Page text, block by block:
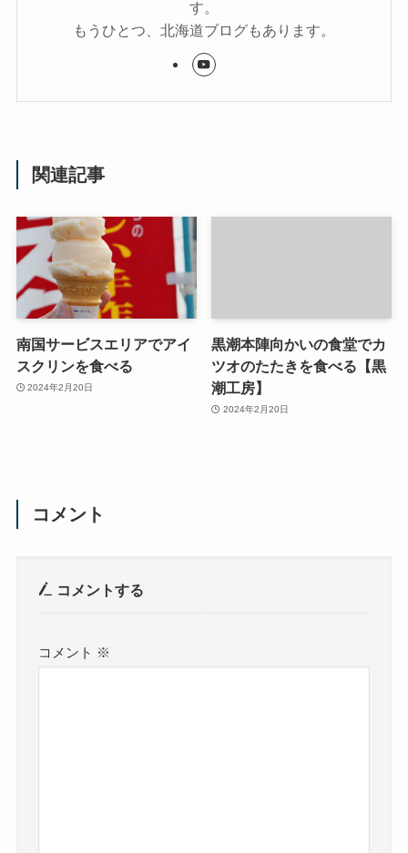
す。
もうひとつ、北海道ブログもあります。
関連記事
南国サービスエリアでアイ
スクリンを食べる
2024年2月20日
黒潮本陣向かいの食堂でカ
ツオのたたきを食べる【黒
潮工房】
2024年2月20日
コメント
コメントする
コメント ※